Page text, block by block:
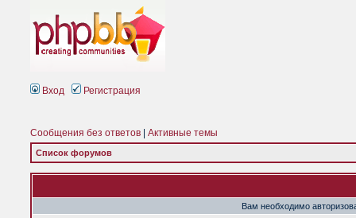
Вход Регистрация
Сообщения без ответов Активные темы
Список форумов
Вам необходимо